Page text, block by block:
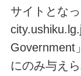
サイトとな
Government
にのみ与え